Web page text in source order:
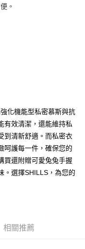
。
化機能型私密慕斯與抗
有效清潔，還能維持私
到清新舒適。而私密衣
呵護每一件，確保您的
買還附贈可愛兔兔手握
。選擇SHILLS，為您的
相關推薦